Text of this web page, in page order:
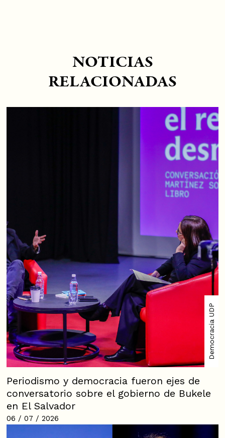
NOTICIAS
RELACIONADAS
Democracia UDP
Periodismo y democracia fueron ejes de
conversatorio sobre el gobierno de Bukele
en El Salvador
06 / 07 / 2026